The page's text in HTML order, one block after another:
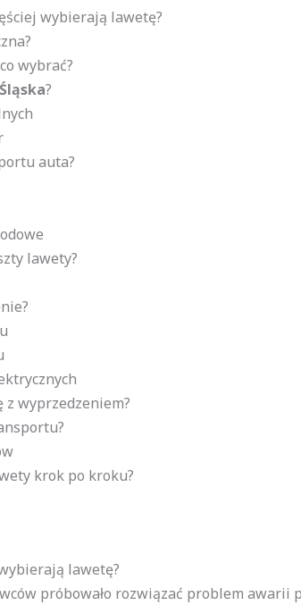
wybierają lawetę?
wybrać?
?
auta?
lawety?
wyprzedzeniem?
krok po kroku?
lawetę?
próbowało rozwiązać problem